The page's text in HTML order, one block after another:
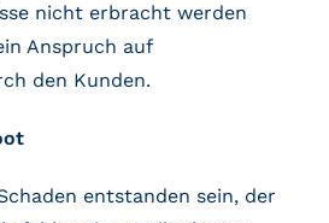
nicht erbracht werden
Anspruch auf
den Kunden.
entstanden sein, der